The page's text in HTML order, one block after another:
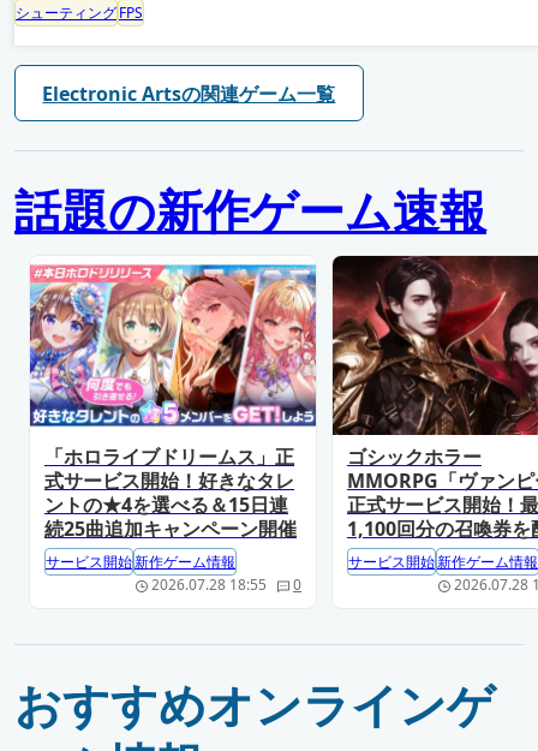
シューティングFPS
Electronic Artsの関連ゲーム一覧
話題の新作ゲーム速報
「ホロライブドリームス」正
式サービス開始！好きなタレ
ントの★4を選べる＆15日連
続25曲追加キャンペーン開催
サービス開始新作ゲーム情報
2026.07.28 18:55
0
ゴシックホラー
MMORPG「ヴァン
正式サービス開始！
1,100回分の召喚券を
サービス開始新作ゲーム情報
2026.07.28
おすすめオンラインゲ